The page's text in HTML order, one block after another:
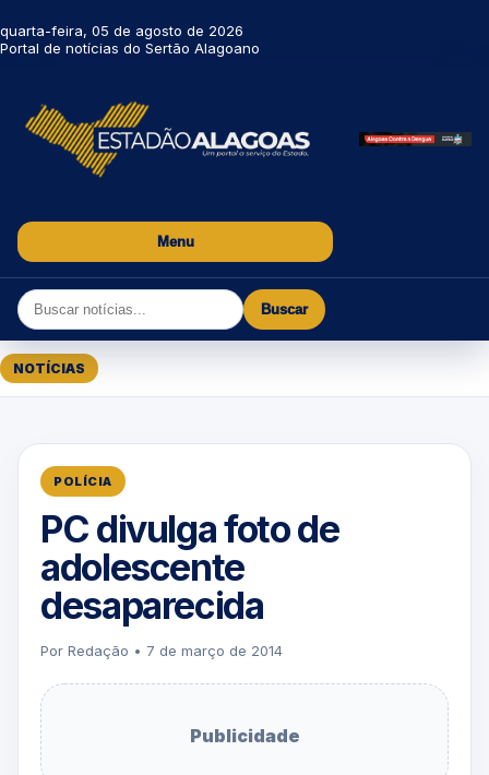
quarta-feira, 05 de agosto de 2026
Portal de notícias do Sertão Alagoano
Menu
Buscar
NOTÍCIAS
POLÍCIA
PC divulga foto de
adolescente
desaparecida
Por Redação • 7 de março de 2014
Publicidade